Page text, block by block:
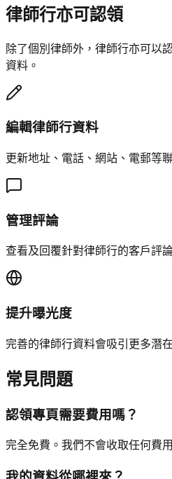
律師行亦可認領
除了個別律師外，律師行亦可以
資料。
編輯律師行資料
更新地址、電話、網站、電郵等
管理評論
查看及回覆針對律師行的客戶評
提升曝光度
完善的律師行資料會吸引更多潛
常見問題
認領專頁需要費用嗎？
完全免費。我們不會收取任何費